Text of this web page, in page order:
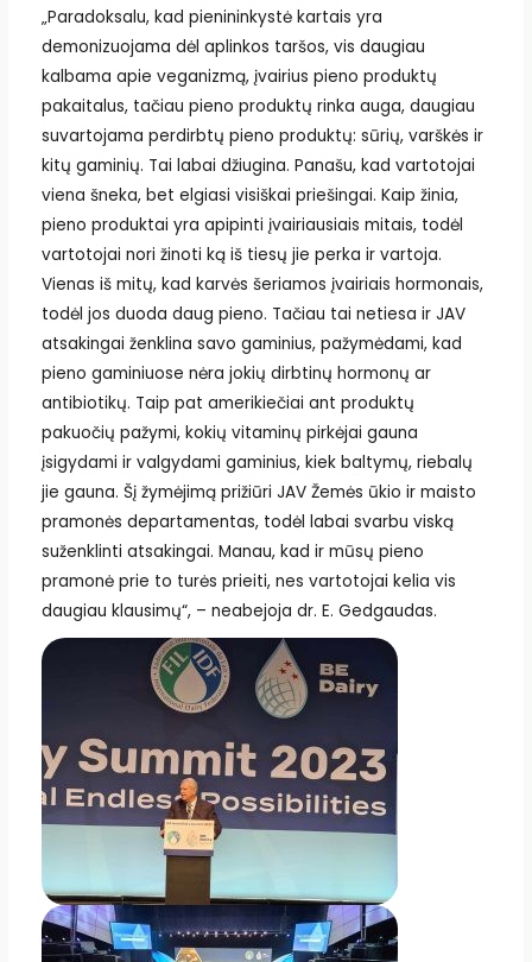
„Paradoksalu, kad pienininkystė kartais yra
demonizuojama dėl aplinkos taršos, vis daugiau
kalbama apie veganizmą, įvairius pieno produktų
pakaitalus, tačiau pieno produktų rinka auga, daugiau
suvartojama perdirbtų pieno produktų: sūrių, varškės ir
kitų gaminių. Tai labai džiugina. Panašu, kad vartotojai
viena šneka, bet elgiasi visiškai priešingai. Kaip žinia,
pieno produktai yra apipinti įvairiausiais mitais, todėl
vartotojai nori žinoti ką iš tiesų jie perka ir vartoja.
Vienas iš mitų, kad karvės šeriamos įvairiais hormonais,
todėl jos duoda daug pieno. Tačiau tai netiesa ir JAV
atsakingai ženklina savo gaminius, pažymėdami, kad
pieno gaminiuose nėra jokių dirbtinų hormonų ar
antibiotikų. Taip pat amerikiečiai ant produktų
pakuočių pažymi, kokių vitaminų pirkėjai gauna
įsigydami ir valgydami gaminius, kiek baltymų, riebalų
jie gauna. Šį žymėjimą prižiūri JAV Žemės ūkio ir maisto
pramonės departamentas, todėl labai svarbu viską
suženklinti atsakingai. Manau, kad ir mūsų pieno
pramonė prie to turės prieiti, nes vartotojai kelia vis
daugiau klausimų“, – neabejoja dr. E. Gedgaudas.